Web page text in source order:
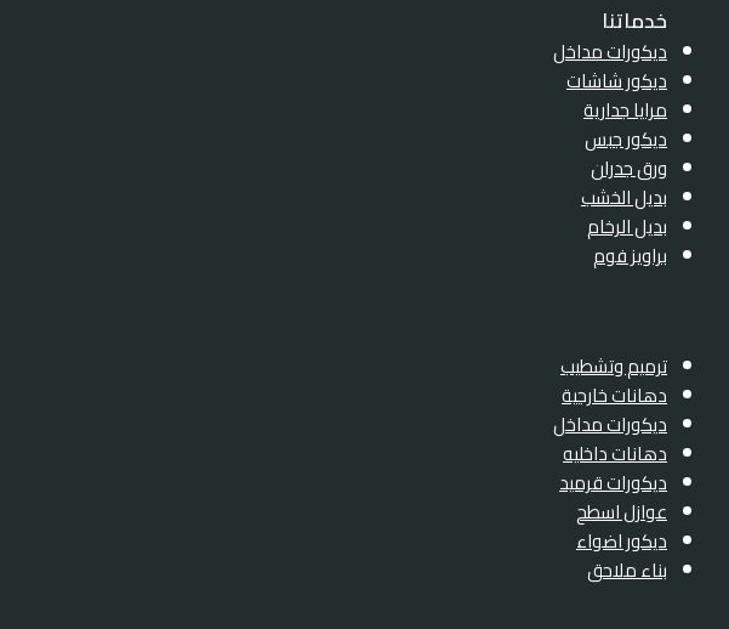
خدماتنا
ديكورات مداخل
ديكور شاشات
مرايا جدارية
ديكور جبس
ورق جدران
بديل الخشب
بديل الرخام
براويز فوم
ترميم وتشطيب
دهانات خارجية
ديكورات مداخل
دهانات داخليه
ديكورات قرميد
عوازل اسطح
ديكور اضواء
بناء ملاحق